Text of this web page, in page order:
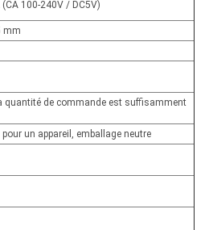
100-240V / DC5V)
mm
quantité de commande est suffisamment
un appareil, emballage neutre